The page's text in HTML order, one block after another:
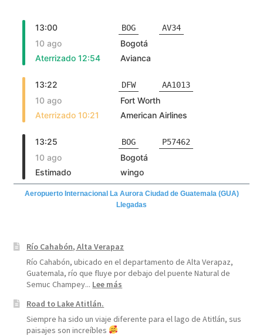
Aeropuerto Internacional La Aurora Ciudad de Guatemala (GUA)
Llegadas
Río Cahabón, Alta Verapaz
Río Cahabón, ubicado en el departamento de Alta Verapaz,
Guatemala, río que fluye por debajo del puente Natural de
Semuc Champey... Lee más
Alta
Road to Lake Atitlán.
Siempre ha sido un viaje diferente para el lago de Atitlán, sus
paisajes son increíbles